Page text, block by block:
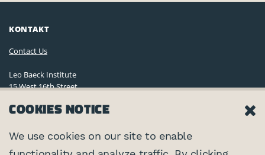
KONTAKT
Contact Us
Leo Baeck Institute
15 West 16th Street
(212) 744-6400
Privacy Policy
COOKIES NOTICE
We use cookies on our site to enable